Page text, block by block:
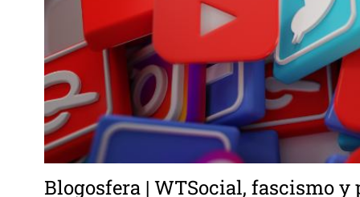
Blogosfera | WTSocial, fascismo y